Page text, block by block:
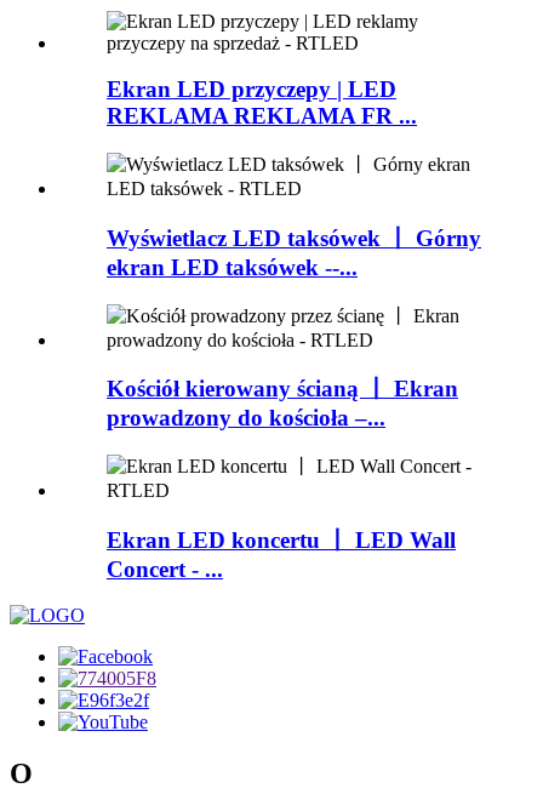
Ekran LED przyczepy | LED
REKLAMA REKLAMA FR ...
Wyświetlacz LED taksówek 丨 Górny
ekran LED taksówek --...
Kościół kierowany ścianą 丨 Ekran
prowadzony do kościoła –...
Ekran LED koncertu 丨 LED Wall
Concert - ...
O